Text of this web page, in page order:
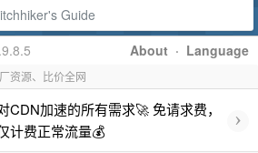
Guide
About · Language
资源、比价全网
CDN加速的所有需求🚀 免请求费，
计费正常流量💰
›